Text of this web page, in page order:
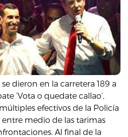
dieron en la carretera 189 a
‘Vota o quedate callao’,
efectivos de la Policía
medio de las tarimas
Al final de la